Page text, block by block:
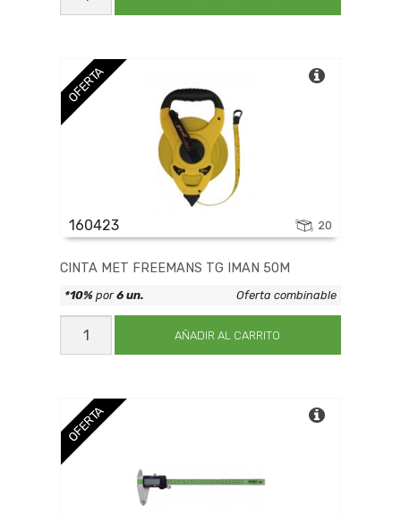
C/LASER
OFERTA
160423 20
CINTA MET FREEMANS TG IMAN 50M
CINTA
MET
FREEMANS
cantidad
AÑADIR AL CARRITO
*10% por6 un. Oferta combinable
OFERTA